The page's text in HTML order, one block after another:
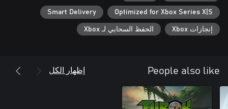
Optimized for Xbox Series X|S
Smart Delivery
إنجازات Xbox الحفظ السحابي لـ Xbox
People also like إظهار الكل